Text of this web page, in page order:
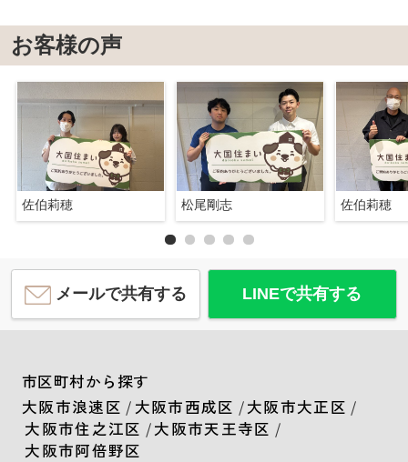
お客様の声
佐伯莉穂 松尾剛志 佐伯莉穂
メールで共有する LINEで共有する
市区町村から探す
大阪市浪速区 / 大阪市西成区 /大阪市大正区 /
大阪市住之江区 /大阪市天王寺区 /
大阪市阿倍野区